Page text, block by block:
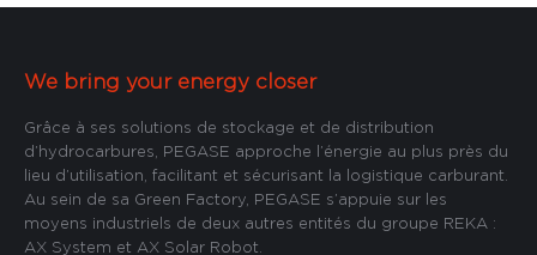
We bring your energy closer
Grâce à ses solutions de stockage et de distribution
d’hydrocarbures, PEGASE approche l’énergie au plus près du
lieu d’utilisation, facilitant et sécurisant la logistique carburant.
Au sein de sa Green Factory, PEGASE s’appuie sur les
moyens industriels de deux autres entités du groupe REKA :
AX System et AX Solar Robot.